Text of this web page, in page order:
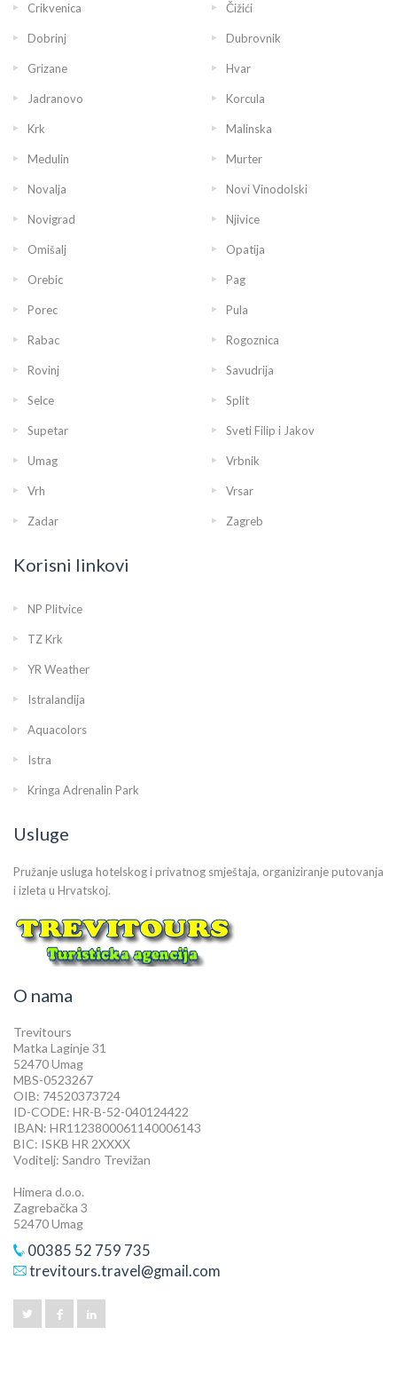
Crikvenica Čižići
Dobrinj Dubrovnik
Grizane Hvar
Jadranovo Korcula
Krk Malinska
Medulin Murter
Novalja Novi Vinodolski
Novigrad Njivice
Omišalj Opatija
Orebic Pag
Porec Pula
Rabac Rogoznica
Rovinj Savudrija
Selce Split
Supetar Sveti Filip i Jakov
Umag Vrbnik
Vrh Vrsar
Zadar Zagreb
Korisni linkovi
NP Plitvice
TZ Krk
YR Weather
Istralandija
Aquacolors
Istra
Kringa Adrenalin Park
Usluge
Pružanje usluga hotelskog i privatnog smještaja, organiziranje putovanja
i izleta u Hrvatskoj.
O nama
Trevitours
Matka Laginje 31
52470 Umag
MBS-0523267
OIB: 74520373724
ID-CODE: HR-B-52-040124422
IBAN: HR1123800061140006143
BIC: ISKB HR 2XXXX
Voditelj: Sandro Trevižan
Himera d.o.o.
Zagrebačka 3
52470 Umag
00385 52 759 735
trevitours.travel@gmail.com